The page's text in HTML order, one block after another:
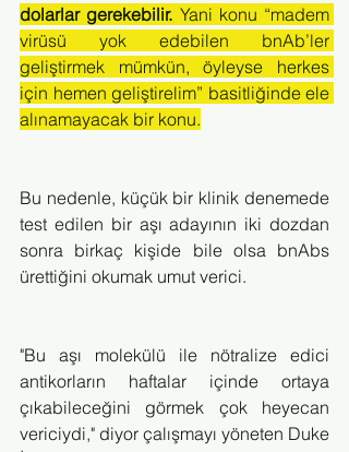
dolarlar gerekebilir. Yani konu “madem
virüsü yok edebilen bnAb’ler
geliştirmek mümkün, öyleyse herkes
için hemen geliştirelim” basitliğinde ele
alınamayacak bir konu.
Bu nedenle, küçük bir klinik denemede
test edilen bir aşı adayının iki dozdan
sonra birkaç kişide bile olsa bnAbs
ürettiğini okumak umut verici.
"Bu aşı molekülü ile nötralize edici
antikorların haftalar içinde ortaya
çıkabileceğini görmek çok heyecan
vericiydi," diyor çalışmayı yöneten Duke